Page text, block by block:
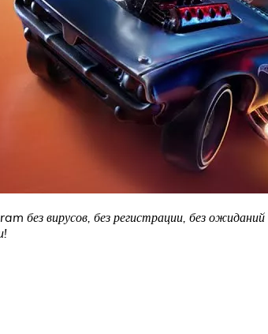
вирусов, без регистрации, без ожиданий